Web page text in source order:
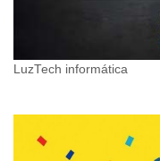
LuzTech informática